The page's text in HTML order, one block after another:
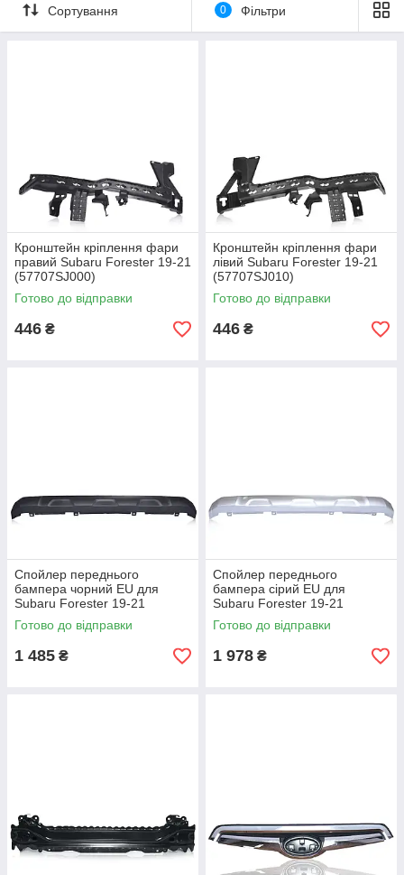
Сортування 0 Фільтри
Кронштейн кріплення фари
правий Subaru Forester 19-21
(57707SJ000)
Готово до відправки
446 ₴
Кронштейн кріплення фари
лівий Subaru Forester 19-21
(57707SJ010)
Готово до відправки
446 ₴
Спойлер переднього
бампера чорний EU для
Subaru Forester 19-21
(57734SJ000)
Готово до відправки
1 485 ₴
Спойлер переднього
бампера сірий EU для
Subaru Forester 19-21
(57734SJ020)
Готово до відправки
1 978 ₴